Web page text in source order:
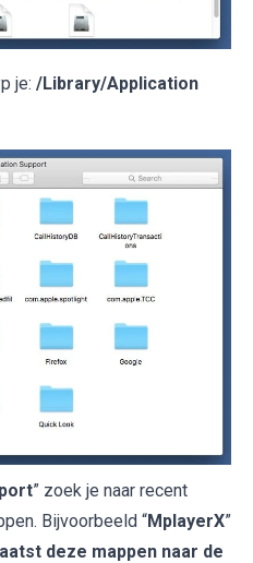
je: /Library/Application
” zoek je naar recent
Bijvoorbeeld “MplayerX”
deze mappen naar de